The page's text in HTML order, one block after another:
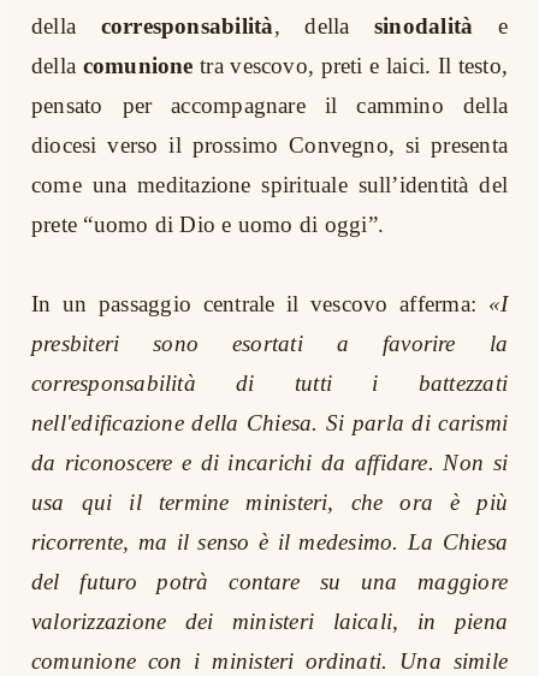
della
corresponsabilità, della sinodalità
e
della comunione tra vescovo, preti e laici. Il testo,
pensato per accompagnare il cammino della
diocesi verso il prossimo Convegno, si presenta
come una meditazione spirituale sull’identità del
prete “uomo di Dio e uomo di oggi”.
In un passaggio centrale il vescovo afferma: «I
presbiteri sono esortati a favorire la
corresponsabilità di tutti i battezzati
nell'edificazione della Chiesa. Si parla di carismi
da riconoscere e di incarichi da affidare. Non si
usa qui il termine ministeri, che ora è più
ricorrente, ma il senso è il medesimo. La Chiesa
del futuro potrà contare su una maggiore
valorizzazione dei ministeri laicali, in piena
comunione con i ministeri ordinati. Una simile